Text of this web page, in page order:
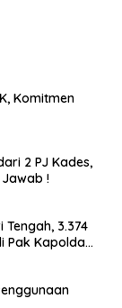
Komitmen
2 PJ Kades,
!
3.374
Pak Kapolda